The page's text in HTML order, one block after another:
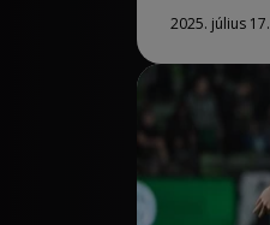
2025. július 17.